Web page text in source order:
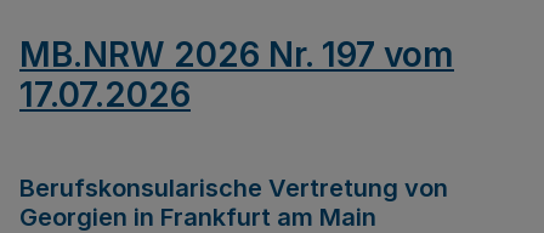
MB.NRW 2026 Nr. 197 vom
17.07.2026
Berufskonsularische Vertretung von
Georgien in Frankfurt am Main